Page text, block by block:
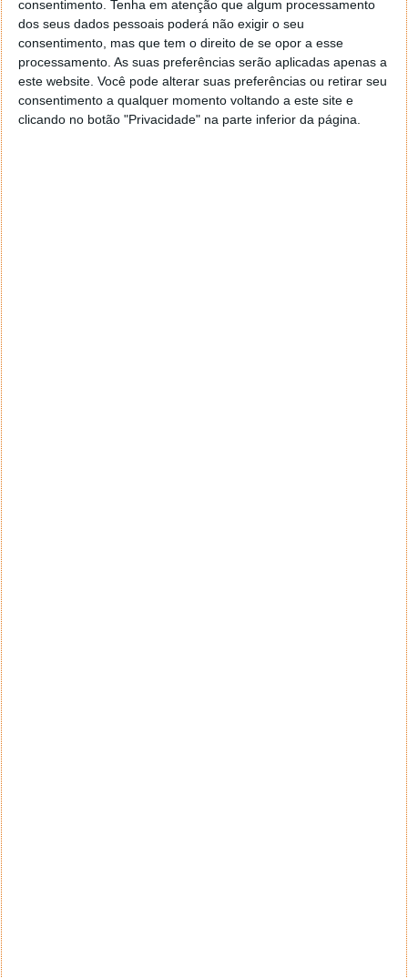
consentimento. Tenha em atenção que algum processamento
dos seus dados pessoais poderá não exigir o seu
consentimento, mas que tem o direito de se opor a esse
processamento. As suas preferências serão aplicadas apenas a
este website. Você pode alterar suas preferências ou retirar seu
consentimento a qualquer momento voltando a este site e
clicando no botão "Privacidade" na parte inferior da página.
Dia 2 - As Inseparáveis T2 Parte 1